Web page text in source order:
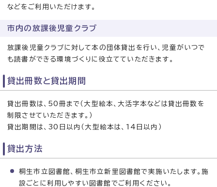
などをご利用いただけます。
市内の放課後児童クラブ
放課後児童クラブに対して本の団体貸出を行い、児童がいつで
も読書ができる環境づくりに役立てていただきます。
貸出冊数と貸出期間
貸出冊数は、50冊まで（大型絵本、大活字本などは貸出冊数を
制限させていただきます。）
貸出期間は、30日以内（大型絵本は、14日以内）
貸出方法
桐生市立図書館、桐生市立新里図書館で実施いたします。施
設ごとに利用しやすい図書館でご利用ください。